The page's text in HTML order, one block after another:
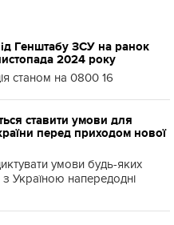
Генштабу ЗСУ на ранок
2024 року
станом на 0800 16
ставити умови для
перед приходом нової
умови будь-яких
Україною напередодні